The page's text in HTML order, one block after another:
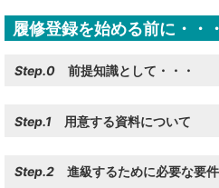
履修登録を始める前に・・・
Step.0前提知識として・・・
Step.1用意する資料について
Step.2進級するために必要な要件